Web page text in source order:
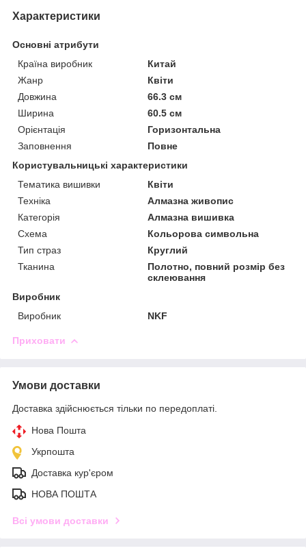
Характеристики
Основні атрибути
Країна виробник
Китай
Жанр
Квіти
Довжина
66.3 см
Ширина
60.5 см
Орієнтація
Горизонтальна
Заповнення
Повне
Користувальницькі характеристики
Тематика вишивки
Квіти
Техніка
Алмазна живопис
Категорія
Алмазна вишивка
Схема
Кольорова символьна
Тип страз
Круглий
Тканина
Полотно, повний розмір без
склеювання
Виробник
Виробник
NKF
Приховати
Умови доставки
Доставка здійснюється тільки по передоплаті.
Нова Пошта
Укрпошта
Доставка кур'єром
НОВА ПОШТА
Всі умови доставки